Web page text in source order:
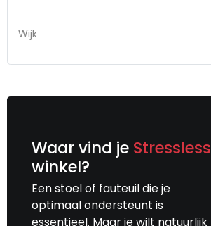
Wijk
Waar vind je Stressless
winkel?
Een stoel of fauteuil die je
optimaal ondersteunt is
essentieel. Maar je wilt natuurlijk